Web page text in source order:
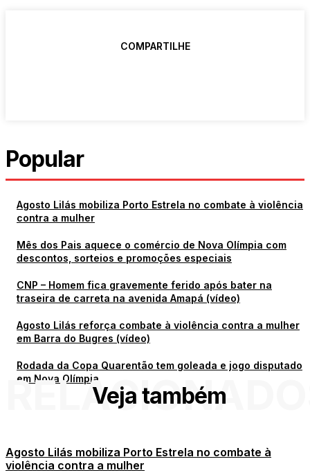
COMPARTILHE
Popular
Agosto Lilás mobiliza Porto Estrela no combate à violência
contra a mulher
Mês dos Pais aquece o comércio de Nova Olímpia com
descontos, sorteios e promoções especiais
CNP – Homem fica gravemente ferido após bater na
traseira de carreta na avenida Amapá (vídeo)
Agosto Lilás reforça combate à violência contra a mulher
em Barra do Bugres (vídeo)
Rodada da Copa Quarentão tem goleada e jogo disputado
em Nova Olímpia
Veja também
Agosto Lilás mobiliza Porto Estrela no combate à
violência contra a mulher